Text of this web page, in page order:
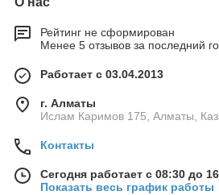
Рейтинг не сформирован
Менее 5 отзывов за последний
Работает с 03.04.2013
г. Алматы
Ислам Каримов 175, Алматы,
Контакты
Сегодня работает с 08:30 до
Показать весь график работы